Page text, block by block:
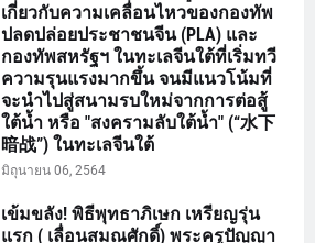
เกี่ยวกับความเคลื่อนไหวของกองทัพ
ปลดปล่อยประชาชนจีน (PLA) และ
กองทัพสหรัฐฯ ในทะเลจีนใต้ที่เริ่มทวี
ความรุนแรงมากขึ้น จนมีแนวโน้มที่
จะนำไปสู่สนามรบใหม่จากการต่อสู้
ใต้น้ำ หรือ "สงครามลับใต้น้ำ" (“水下
暗战”) ในทะเลจีนใต้
มิถุนายน 06, 2564
เข้มขลัง! พิธีพุทธาภิเษก เหรียญรุ่น
แรก ( เลื่อนสมณศักดิ์) พระครูปัญญา